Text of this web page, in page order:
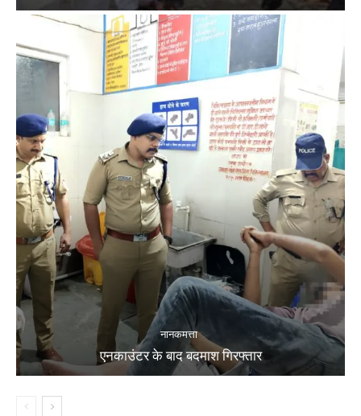
नानकमत्ता
एनकाउंटर के बाद बदमाश गिरफ्तार